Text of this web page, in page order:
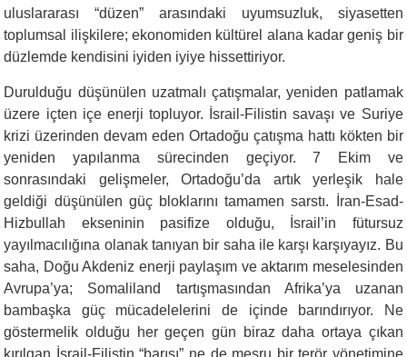
uluslararası “düzen” arasındaki uyumsuzluk, siyasetten
toplumsal ilişkilere; ekonomiden kültürel alana kadar geniş bir
düzlemde kendisini iyiden iyiye hissettiriyor.
Durulduğu düşünülen uzatmalı çatışmalar, yeniden patlamak
üzere içten içe enerji topluyor. İsrail-Filistin savaşı ve Suriye
krizi üzerinden devam eden Ortadoğu çatışma hattı kökten bir
yeniden yapılanma sürecinden geçiyor. 7 Ekim ve
sonrasındaki gelişmeler, Ortadoğu’da artık yerleşik hale
geldiği düşünülen güç bloklarını tamamen sarstı. İran-Esad-
Hizbullah ekseninin pasifize olduğu, İsrail’in fütursuz
yayılmacılığına olanak tanıyan bir saha ile karşı karşıyayız. Bu
saha, Doğu Akdeniz enerji paylaşım ve aktarım meselesinden
Avrupa’ya; Somaliland tartışmasından Afrika’ya uzanan
bambaşka güç mücadelelerini de içinde barındırıyor. Ne
göstermelik olduğu her geçen gün biraz daha ortaya çıkan
kırılgan İsrail-Filistin “barışı” ne de meşru bir terör yönetimine